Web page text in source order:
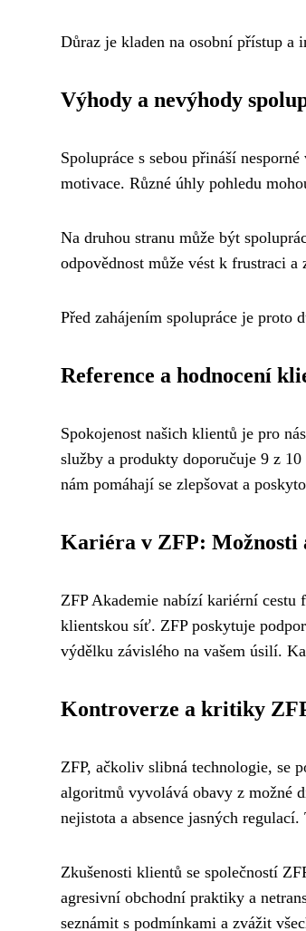
Důraz je kladen na osobní přístup
Výhody a nevýhody
Spolupráce s sebou přináší
motivace. Různé úhly pohledu
Na druhou stranu může být
odpovědnost může vést k frustraci a
Před zahájením spolupráce je proto
Reference a hodnocení
Spokojenost našich klientů je pro
služby a produkty doporučuje 9 z
nám pomáhají se zlepšovat a
Kariéra v ZFP: Možnosti
ZFP Akademie nabízí kariérní cestu
klientskou síť. ZFP poskytuje
výdělku závislého na vašem úsilí.
Kontroverze a kritiky
ZFP, ačkoliv slibná technologie, se
algoritmů vyvolává obavy z možné
nejistota a absence jasných
Zkušenosti klientů se společností
agresivní obchodní praktiky a
seznámit s podmínkami a zvážit